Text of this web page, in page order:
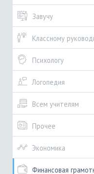
Завучу
Классному
Психологу
Логопедия
Всем учителям
Прочее
Экономика
Финансовая